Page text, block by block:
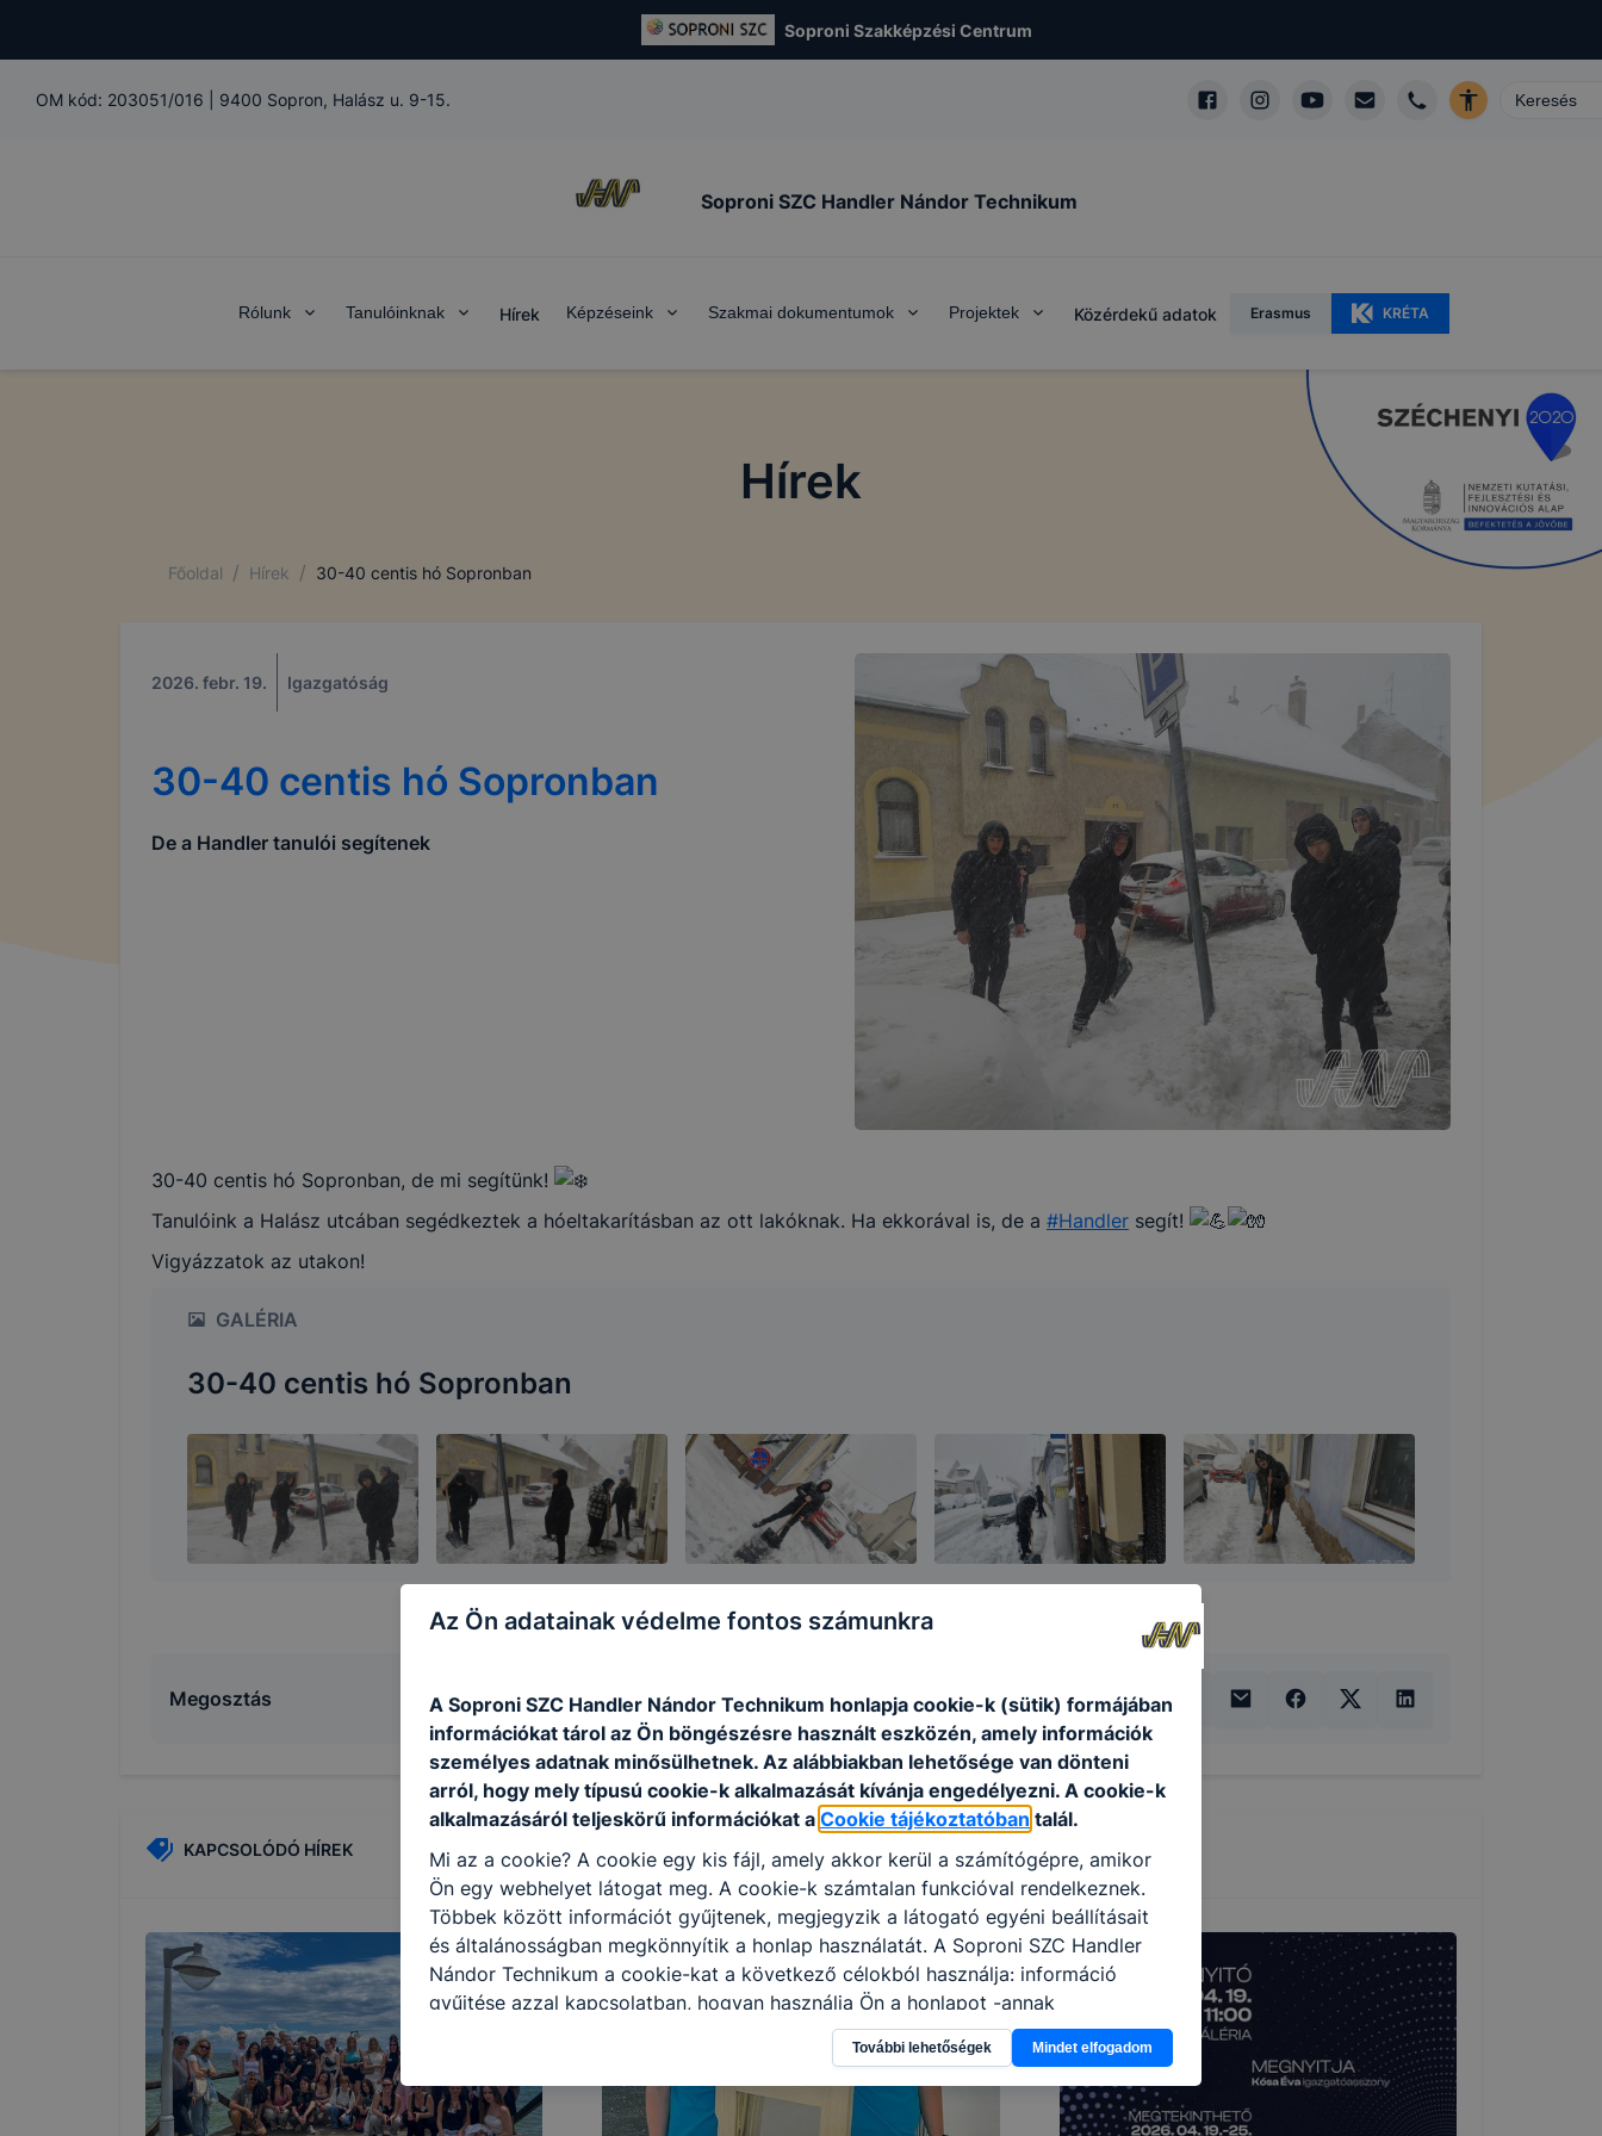
Soproni Szakképzési Centrum
OM kód: 203051/016 9400 Sopron, Halász u. 9-15.
Soproni SZC Handler Nándor Technikum
Rólunk Tanulóinknak Hírek Képzéseink Szakmai dokumentumok Projektek Közérdekű adatok Erasmus KRÉTA
Hírek
Főoldal / Hírek / 30-40 centis hó Sopronban
2026. febr. 19. Igazgatóság
30-40 centis hó Sopronban
De a Handler tanulói segítenek
30-40 centis hó Sopronban, de mi segítünk!
Tanulóink a Halász utcában segédkeztek a hóeltakarításban az ott lakóknak. Ha ekkorával is, de a #Handler segít!
Vigyázzatok az utakon!
GALÉRIA
30-40 centis hó Sopronban
Megosztás
KAPCSOLÓDÓ HÍREK
Az Ön adatainak védelme fontos számunkra
A Soproni SZC Handler Nándor Technikum honlapja cookie-k (sütik) formájában
információkat tárol az Ön böngészésre használt eszközén, amely információk
személyes adatnak minősülhetnek. Az alábbiakban lehetősége van dönteni
arról, hogy mely típusú cookie-k alkalmazását kívánja engedélyezni. A cookie-k
alkalmazásáról teljeskörű információkat a Cookie tájékoztatóban talál.
Mi az a cookie? A cookie egy kis fájl, amely akkor kerül a számítógépre, amikor
Ön egy webhelyet látogat meg. A cookie-k számtalan funkcióval rendelkeznek.
Többek között információt gyűjtenek, megjegyzik a látogató egyéni beállításait
és általánosságban megkönnyítik a honlap használatát. A Soproni SZC Handler
Nándor Technikum a cookie-kat a következő célokból használja: információ
gyűjtése azzal kapcsolatban, hogyan használja Ön a honlapot -annak
felmérésével, hogy a honlap melyik részeit látogatja, vagy használja leginkább,
így megtudhatjuk, hogyan biztosítsunk Önnek még jobb felhasználói élményt, ha
ismét meglátogatja oldalunkat, honlap fejlesztése. Hogyan ellenőrizheti és hogyan
tudja kikapcsolni a cookie-kat? Minden modern böngésző engedélyezi a cookie-k
További lehetőségek Mindet elfogadom